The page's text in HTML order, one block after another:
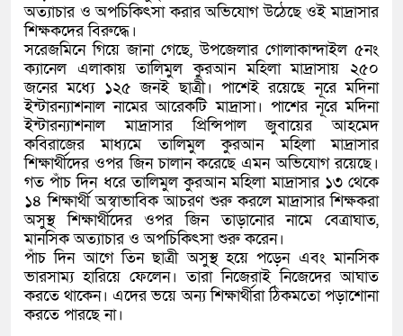
অত্যাচার ও অপচিকিৎসা করার অভিযোগ উঠেছে ওই মাদ্রাসার
শিক্ষকদের বিরুদ্ধে।
সরেজমিনে গিয়ে জানা গেছে, উপজেলার গোলাকান্দাইল ৫নং
ক্যানেল এলাকায় তালিমুল কুরআন মহিলা মাদ্রাসায় ২৫০
জনের মধ্যে ১২৫ জনই ছাত্রী। পাশেই রয়েছে নূরে মদিনা
ইন্টারন্যাশনাল নামের আরেকটি মাদ্রাসা। পাশের নূরে মদিনা
ইন্টারন্যাশনাল মাদ্রাসার প্রিন্সিপাল জুবায়ের আহমেদ
কবিরাজের মাধ্যমে তালিমুল কুরআন মহিলা মাদ্রাসার
শিক্ষার্থীদের ওপর জিন চালান করেছে এমন অভিযোগ রয়েছে।
গত পাঁচ দিন ধরে তালিমুল কুরআন মহিলা মাদ্রাসার ১৩ থেকে
১৪ শিক্ষার্থী অস্বাভাবিক আচরণ শুরু করলে মাদ্রাসার শিক্ষকরা
অসুস্থ শিক্ষার্থীদের ওপর জিন তাড়ানোর নামে বেত্রাঘাত,
মানসিক অত্যাচার ও অপচিকিৎসা শুরু করেন।
পাঁচ দিন আগে তিন ছাত্রী অসুস্থ হয়ে পড়েন এবং মানসিক
ভারসাম্য হারিয়ে ফেলেন। তারা নিজেরাই নিজেদের আঘাত
করতে থাকেন। এদের ভয়ে অন্য শিক্ষার্থীরা ঠিকমতো পড়াশোনা
করতে পারছে না।